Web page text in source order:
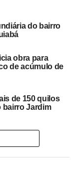
do bairro
obra para
de acúmulo de
de 150 quilos
bairro Jardim